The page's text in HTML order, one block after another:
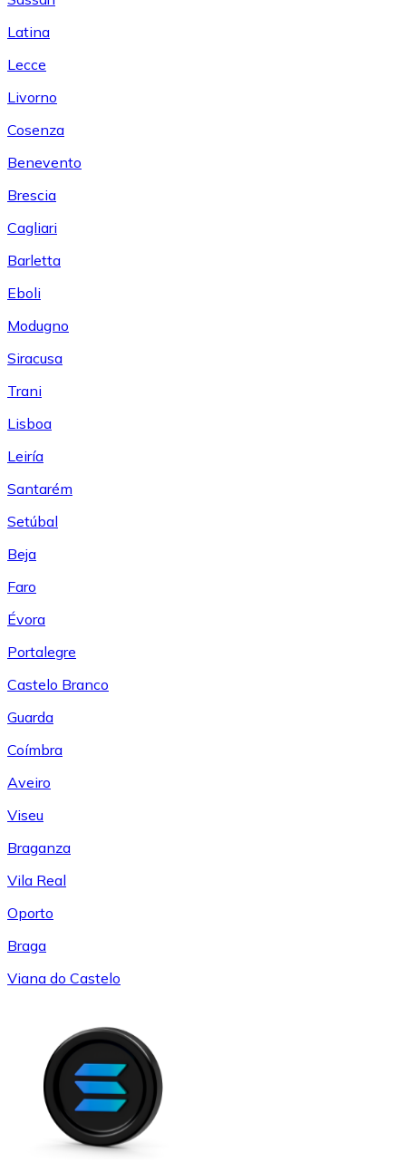
Latina
Lecce
Livorno
Cosenza
Benevento
Brescia
Cagliari
Barletta
Eboli
Modugno
Siracusa
Trani
Lisboa
Leiría
Santarém
Setúbal
Beja
Faro
Évora
Portalegre
Castelo Branco
Guarda
Coímbra
Aveiro
Viseu
Braganza
Vila Real
Oporto
Braga
Viana do Castelo